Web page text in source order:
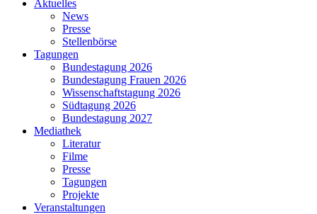
Aktuelles
News
Presse
Stellenbörse
Tagungen
Bundestagung 2026
Bundestagung Frauen 2026
Wissenschaftstagung 2026
Südtagung 2026
Bundestagung 2027
Mediathek
Literatur
Filme
Presse
Tagungen
Projekte
Veranstaltungen